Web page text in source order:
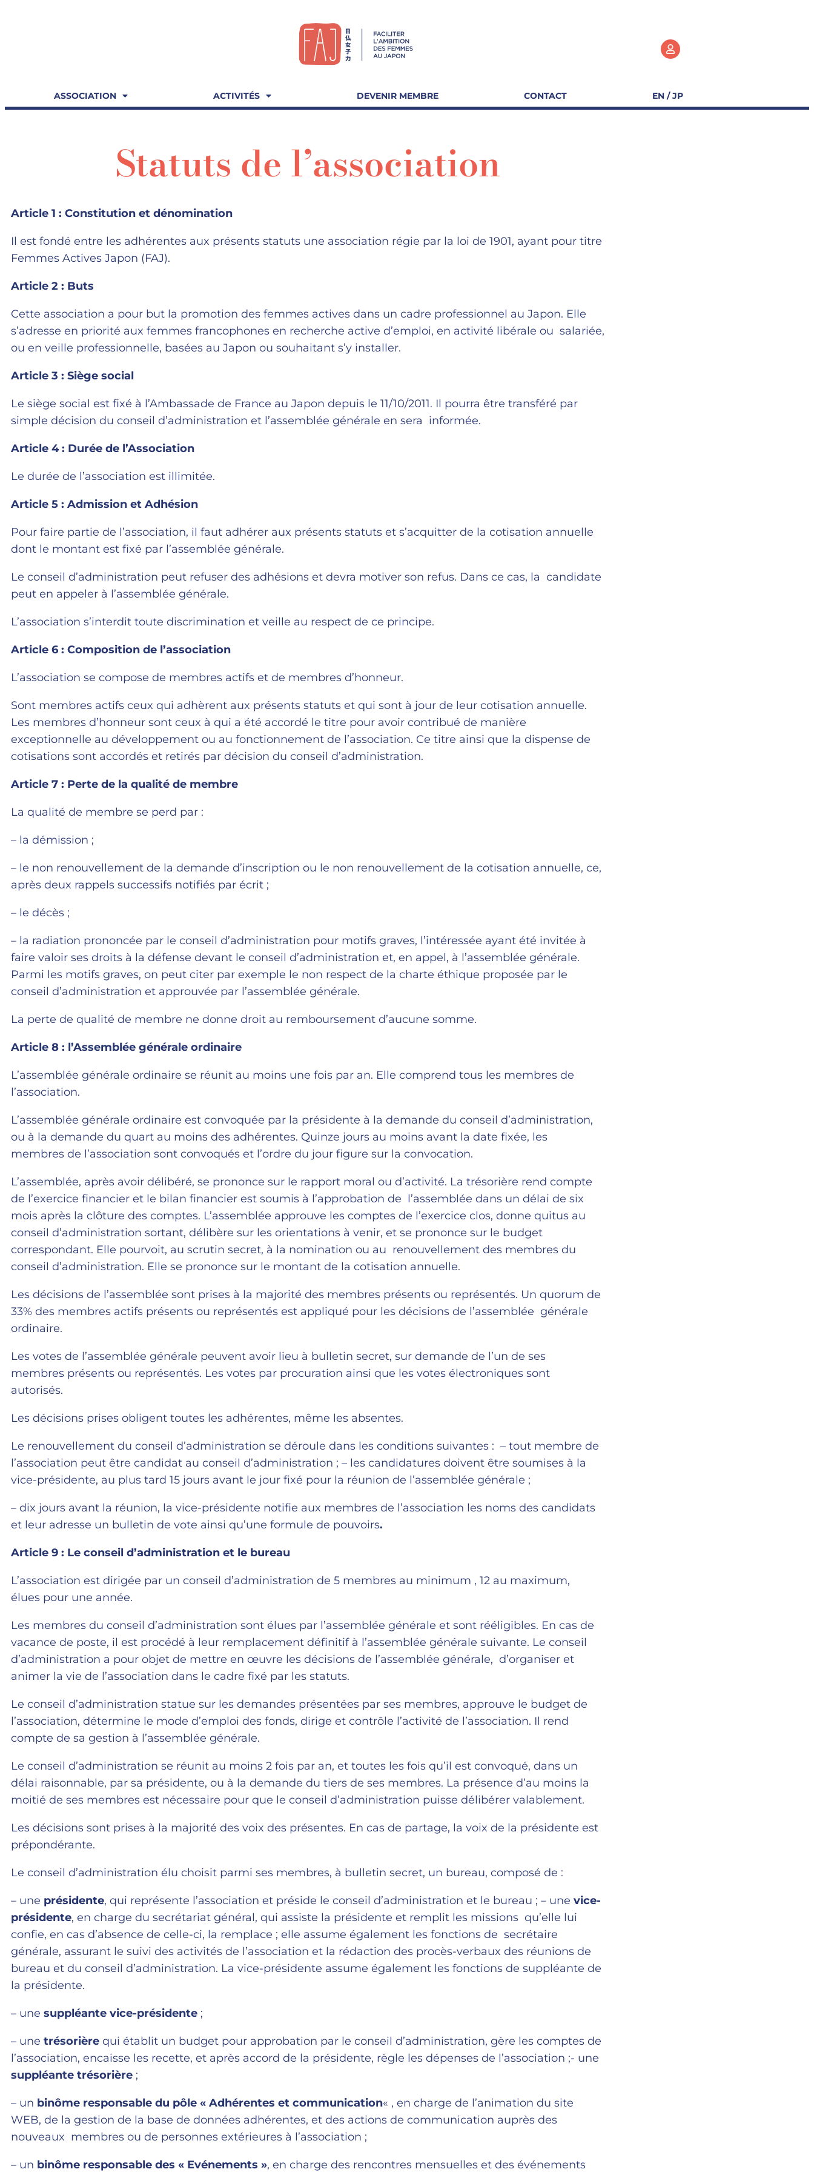
ASSOCIATION ACTIVITÉS DEVENIR MEMBRE CONTACT EN / JP
Statuts de l’association
Article 1 : Constitution et dénomination
Il est fondé entre les adhérentes aux présents statuts une association régie par la loi de 1901, ayant pour titre
Femmes Actives Japon (FAJ).
Article 2 : Buts
Cette association a pour but la promotion des femmes actives dans un cadre professionnel au Japon. Elle
s’adresse en priorité aux femmes francophones en recherche active d’emploi, en activité libérale ou salariée,
ou en veille professionnelle, basées au Japon ou souhaitant s’y installer.
Article 3 : Siège social
Le siège social est fixé à l’Ambassade de France au Japon depuis le 11/10/2011. Il pourra être transféré par
simple décision du conseil d’administration et l’assemblée générale en sera informée.
Article 4 : Durée de l’Association
Le durée de l’association est illimitée.
Article 5 : Admission et Adhésion
Pour faire partie de l’association, il faut adhérer aux présents statuts et s’acquitter de la cotisation annuelle
dont le montant est fixé par l’assemblée générale.
Le conseil d’administration peut refuser des adhésions et devra motiver son refus. Dans ce cas, la candidate
peut en appeler à l’assemblée générale.
L’association s’interdit toute discrimination et veille au respect de ce principe.
Article 6 : Composition de l’association
L’association se compose de membres actifs et de membres d’honneur.
Sont membres actifs ceux qui adhèrent aux présents statuts et qui sont à jour de leur cotisation annuelle.
Les membres d’honneur sont ceux à qui a été accordé le titre pour avoir contribué de manière
exceptionnelle au développement ou au fonctionnement de l’association. Ce titre ainsi que la dispense de
cotisations sont accordés et retirés par décision du conseil d’administration.
Article 7 : Perte de la qualité de membre
La qualité de membre se perd par :
– la démission ;
– le non renouvellement de la demande d’inscription ou le non renouvellement de la cotisation annuelle, ce,
après deux rappels successifs notifiés par écrit ;
– le décès ;
– la radiation prononcée par le conseil d’administration pour motifs graves, l’intéressée ayant été invitée à
faire valoir ses droits à la défense devant le conseil d’administration et, en appel, à l’assemblée générale.
Parmi les motifs graves, on peut citer par exemple le non respect de la charte éthique proposée par le
conseil d’administration et approuvée par l’assemblée générale.
La perte de qualité de membre ne donne droit au remboursement d’aucune somme.
Article 8 : l’Assemblée générale ordinaire
L’assemblée générale ordinaire se réunit au moins une fois par an. Elle comprend tous les membres de
l’association.
L’assemblée générale ordinaire est convoquée par la présidente à la demande du conseil d’administration,
ou à la demande du quart au moins des adhérentes. Quinze jours au moins avant la date fixée, les
membres de l’association sont convoqués et l’ordre du jour figure sur la convocation.
L’assemblée, après avoir délibéré, se prononce sur le rapport moral ou d’activité. La trésorière rend compte
de l’exercice financier et le bilan financier est soumis à l’approbation de l’assemblée dans un délai de six
mois après la clôture des comptes. L’assemblée approuve les comptes de l’exercice clos, donne quitus au
conseil d’administration sortant, délibère sur les orientations à venir, et se prononce sur le budget
correspondant. Elle pourvoit, au scrutin secret, à la nomination ou au renouvellement des membres du
conseil d’administration. Elle se prononce sur le montant de la cotisation annuelle.
Les décisions de l’assemblée sont prises à la majorité des membres présents ou représentés. Un quorum de
33% des membres actifs présents ou représentés est appliqué pour les décisions de l’assemblée générale
ordinaire.
Les votes de l’assemblée générale peuvent avoir lieu à bulletin secret, sur demande de l’un de ses
membres présents ou représentés. Les votes par procuration ainsi que les votes électroniques sont
autorisés.
Les décisions prises obligent toutes les adhérentes, même les absentes.
Le renouvellement du conseil d’administration se déroule dans les conditions suivantes : – tout membre de
l’association peut être candidat au conseil d’administration ; – les candidatures doivent être soumises à la
vice-présidente, au plus tard 15 jours avant le jour fixé pour la réunion de l’assemblée générale ;
– dix jours avant la réunion, la vice-présidente notifie aux membres de l’association les noms des candidats
et leur adresse un bulletin de vote ainsi qu’une formule de pouvoirs.
Article 9 : Le conseil d’administration et le bureau
L’association est dirigée par un conseil d’administration de 5 membres au minimum , 12 au maximum,
élues pour une année.
Les membres du conseil d’administration sont élues par l’assemblée générale et sont rééligibles. En cas de
vacance de poste, il est procédé à leur remplacement définitif à l’assemblée générale suivante. Le conseil
d’administration a pour objet de mettre en œuvre les décisions de l’assemblée générale, d’organiser et
animer la vie de l’association dans le cadre fixé par les statuts.
Le conseil d’administration statue sur les demandes présentées par ses membres, approuve le budget de
l’association, détermine le mode d’emploi des fonds, dirige et contrôle l’activité de l’association. Il rend
compte de sa gestion à l’assemblée générale.
Le conseil d’administration se réunit au moins 2 fois par an, et toutes les fois qu’il est convoqué, dans un
délai raisonnable, par sa présidente, ou à la demande du tiers de ses membres. La présence d’au moins la
moitié de ses membres est nécessaire pour que le conseil d’administration puisse délibérer valablement.
Les décisions sont prises à la majorité des voix des présentes. En cas de partage, la voix de la présidente est
prépondérante.
Le conseil d’administration élu choisit parmi ses membres, à bulletin secret, un bureau, composé de :
– une présidente, qui représente l’association et préside le conseil d’administration et le bureau ; – une vice-
présidente, en charge du secrétariat général, qui assiste la présidente et remplit les missions qu’elle lui
confie, en cas d’absence de celle-ci, la remplace ; elle assume également les fonctions de secrétaire
générale, assurant le suivi des activités de l’association et la rédaction des procès-verbaux des réunions de
bureau et du conseil d’administration. La vice-présidente assume également les fonctions de suppléante de
la présidente.
– une suppléante vice-présidente ;
– une trésorière qui établit un budget pour approbation par le conseil d’administration, gère les comptes de
l’association, encaisse les recette, et après accord de la présidente, règle les dépenses de l’association ;- une
suppléante trésorière ;
– un binôme responsable du pôle « Adhérentes et communication« , en charge de l’animation du site
WEB, de la gestion de la base de données adhérentes, et des actions de communication auprès des
nouveaux membres ou de personnes extérieures à l’association ;
– un binôme responsable des « Evénements », en charge des rencontres mensuelles et des événements